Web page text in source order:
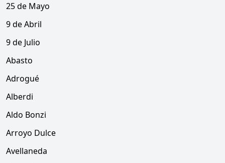
25 de Mayo
9 de Abril
9 de Julio
Abasto
Adrogué
Alberdi
Aldo Bonzi
Arroyo Dulce
Avellaneda